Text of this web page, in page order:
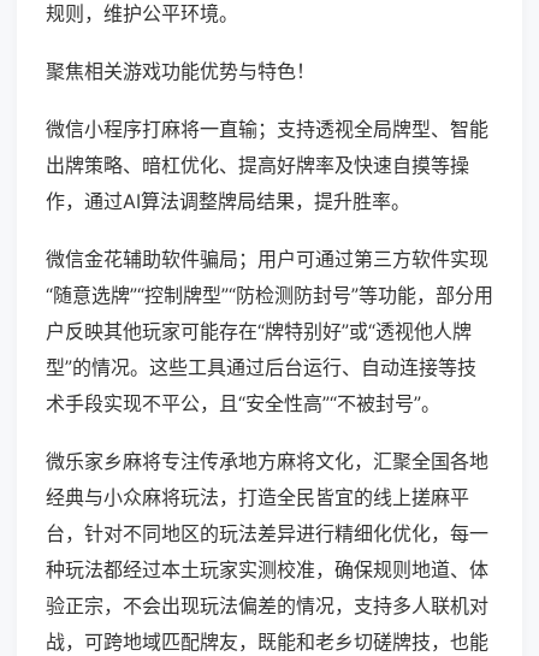
规则，维护公平环境。
聚焦相关游戏功能优势与特色！
微信小程序打麻将一直输；支持透视全局牌型、智能
出牌策略、暗杠优化、提高好牌率及快速自摸等操
作，通过AI算法调整牌局结果，提升胜率。
微信金花辅助软件骗局；用户可通过第三方软件实现
“随意选牌”“控制牌型”“防检测防封号”等功能，部分用
户反映其他玩家可能存在“牌特别好”或“透视他人牌
型”的情况。这些工具通过后台运行、自动连接等技
术手段实现不平公，且“安全性高”“不被封号”。
微乐家乡麻将专注传承地方麻将文化，汇聚全国各地
经典与小众麻将玩法，打造全民皆宜的线上搓麻平
台，针对不同地区的玩法差异进行精细化优化，每一
种玩法都经过本土玩家实测校准，确保规则地道、体
验正宗，不会出现玩法偏差的情况，支持多人联机对
战，可跨地域匹配牌友，既能和老乡切磋牌技，也能